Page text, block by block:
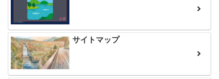
サイトマップ